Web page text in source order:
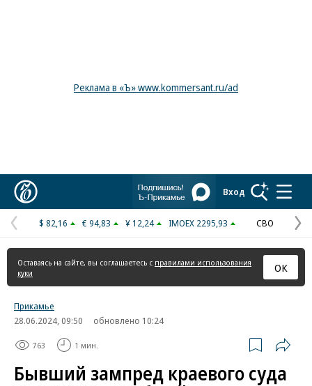
Реклама в «Ъ» www.kommersant.ru/ad
Вход
Предыдущая
страница
$ 82,16 € 94,83 ¥ 12,24 IMOEX 2295,93 СВО
Оставаясь на сайте, вы соглашаетесь с правилами использования
куки
ОК
Прикамье
28.06.2024, 09:50
обновлено 10:24
763 1 мин.
Бывший зампред краевого суда